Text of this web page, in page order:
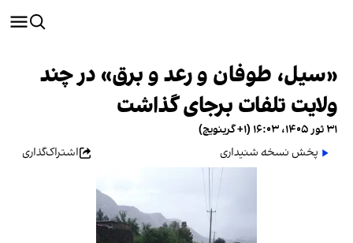
«سیل، طوفان و رعد و برق» در چند
ولایت تلفات برجای گذاشت
۳۱ ثور ۱۴۰۵، ۱۶:۰۳ (‎+۱ گرینویچ)
پخش نسخه شنیداری
اشتراک‌گذاری